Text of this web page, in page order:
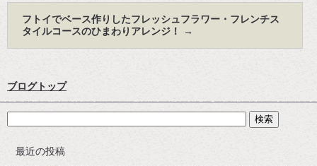
フトイでベース作りしたフレッシュフラワー・フレンチス
タイルコースのひまわりアレンジ！
→
ブログトップ
最近の投稿